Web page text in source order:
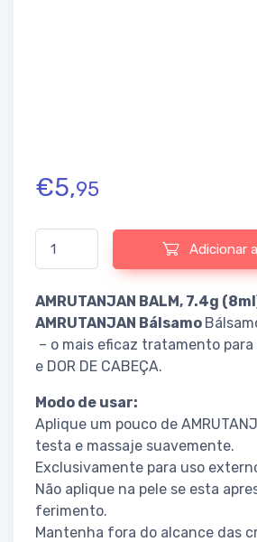
€5,95
Quantidade de AMRUTANJAN Bálsamo
Adicionar
AMRUTANJAN BALM, 7.4g
AMRUTANJAN Bálsamo
– o mais eficaz tratamento para
e DOR DE CABEÇA.
Modo de usar:
Aplique um pouco de
testa e massaje suavemente.
Exclusivamente para uso
Não aplique na pele se esta
ferimento.
Mantenha fora do alcance das